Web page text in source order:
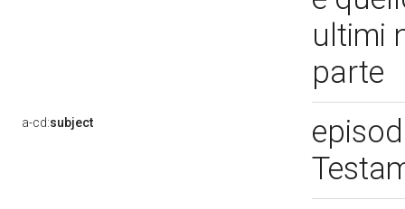
ultimi
parte
a-cd:subject